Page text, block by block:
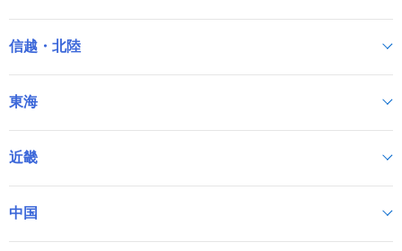
信越・北陸
東海
近畿
中国